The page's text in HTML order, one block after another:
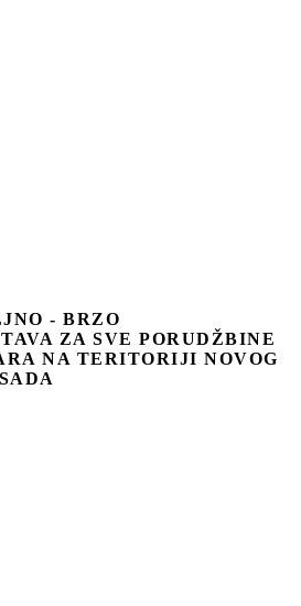
- BRZO
ZA SVE PORUDŽBINE
NA TERITORIJI NOVOG
SADA